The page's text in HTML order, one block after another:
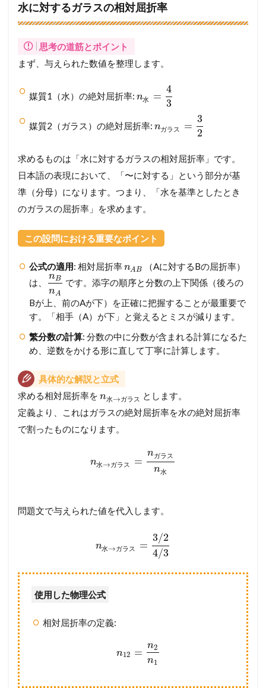
水に対するガラスの相対屈折率
思考の道筋とポイント
まず、与えられた数値を整理します。
媒質1（水）の絶対屈折率: n水 =
4
3
媒質2（ガラス）の絶対屈折率: nガラ ス =
3
2
求めるものは「水に対するガラスの相対屈折率」です。
日本語の表現において、「〜に対する」という部分が基
準（分母）になります。つまり、「水を基準としたとき
のガラスの屈折率」を求めます。
この設問における重要なポイント
公式の適用: 相対屈折率nAB
（Aに対するBの屈折率）
は、
nB
nA
です。添字の順序と分数の上下関係（後ろの
Bが上、前のAが下）を正確に把握することが最重要で
す。「相手（A）が下」と覚えるとミスが減ります。
繁分数の計算: 分数の中に分数が含まれる計算になるた
め、逆数をかける形に直して丁寧に計算します。
具体的な解説と立式
求める相対屈折率を n水→ガラ ス
とします。
定義より、これはガラスの絶対屈折率を水の絶対屈折率
で割ったものになります。
n水→ガラ ス =
nガラ ス
n水
問題文で与えられた値を代入します。
n水→ガラ ス =
3/2
4/3
使用した物理公式
相対屈折率の定義:
n12 =
n2
n1